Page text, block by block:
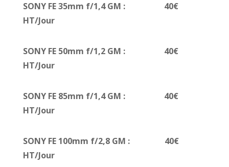
SONY FE 35mm f/1,4 GM : 40€
HT/Jour
SONY FE 50mm f/1,2 GM : 40€
HT/Jour
SONY FE 85mm f/1,4 GM : 40€
HT/Jour
SONY FE 100mm f/2,8 GM : 40€
HT/Jour